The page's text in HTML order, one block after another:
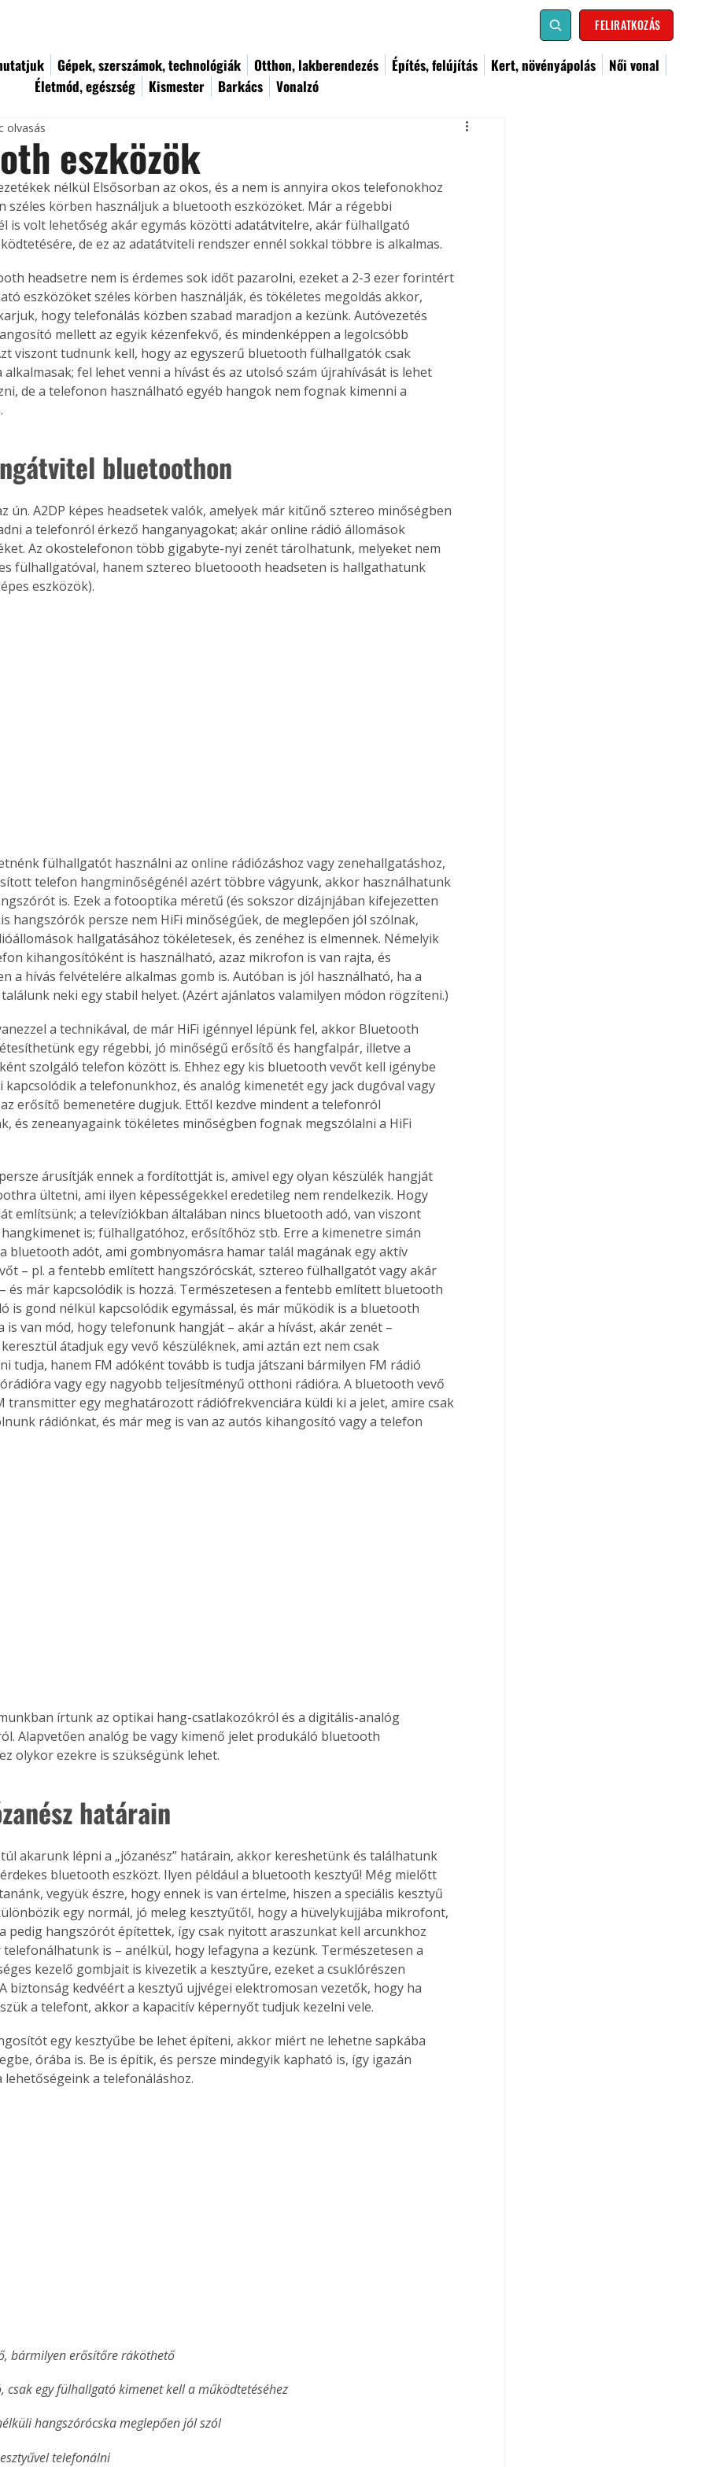
FELIRATKOZÁS
Gépek, szerszámok, technológiák Otthon, lakberendezés Építés, felújítás Kert, növényápolás
Női vonal
Életmód, egészség
Kismester Barkács Vonalzó
Bárhol,
élve
az
eszközök
olvasás
nélkül Elsősorban az okos, és a nem is annyira okos telefonokhoz
széles körben használjuk a bluetooth eszközöket. Már a régebbi
is volt lehetőség akár egymás közötti adatátvitelre, akár fülhallgató
de ez az adatátviteli rendszer ennél sokkal többre is alkalmas.
headsetre nem is érdemes sok időt pazarolni, ezeket a 2-3 ezer forintért
eszközöket széles körben használják, és tökéletes megoldás akkor,
hogy telefonálás közben szabad maradjon a kezünk. Autóvezetés
mellett az egyik kézenfekvő, és mindenképpen a legolcsóbb
viszont tudnunk kell, hogy az egyszerű bluetooth fülhallgatók csak
fel lehet venni a hívást és az utolsó szám újrahívását is lehet
de a telefonon használható egyéb hangok nem fognak kimenni a
bluetoothon
ún. A2DP képes headsetek valók, amelyek már kitűnő sztereo minőségben
a telefonról érkező hanganyagokat; akár online rádió állomások
Az okostelefonon több gigabyte-nyi zenét tárolhatunk, melyeket nem
fülhallgatóval, hanem sztereo bluetoooth headseten is hallgathatunk
eszközök).
fülhallgatót használni az online rádiózáshoz vagy zenehallgatáshoz,
telefon hangminőségénél azért többre vágyunk, akkor használhatunk
is. Ezek a fotooptika méretű (és sokszor dizájnjában kifejezetten
hangszórók persze nem HiFi minőségűek, de meglepően jól szólnak,
hallgatásához tökéletesek, és zenéhez is elmennek. Némelyik
kihangosítóként is használható, azaz mikrofon is van rajta, és
a hívás felvételére alkalmas gomb is. Autóban is jól használható, ha a
neki egy stabil helyet. (Azért ajánlatos valamilyen módon rögzíteni.)
a technikával, de már HiFi igénnyel lépünk fel, akkor Bluetooth
egy régebbi, jó minőségű erősítő és hangfalpár, illetve a
szolgáló telefon között is. Ehhez egy kis bluetooth vevőt kell igénybe
kapcsolódik a telefonunkhoz, és analóg kimenetét egy jack dugóval vagy
az erősítő bemenetére dugjuk. Ettől kezdve mindent a telefonról
és zeneanyagaink tökéletes minőségben fognak megszólalni a HiFi
árusítják ennek a fordítottját is, amivel egy olyan készülék hangját
ültetni, ami ilyen képességekkel eredetileg nem rendelkezik. Hogy
említsünk; a televíziókban általában nincs bluetooth adó, van viszont
is; fülhallgatóhoz, erősítőhöz stb. Erre a kimenetre simán
bluetooth adót, ami gombnyomásra hamar talál magának egy aktív
– pl. a fentebb említett hangszórócskát, sztereo fülhallgatót vagy akár
és már kapcsolódik is hozzá. Természetesen a fentebb említett bluetooth
is gond nélkül kapcsolódik egymással, és már működik is a bluetooth
is van mód, hogy telefonunk hangját – akár a hívást, akár zenét –
átadjuk egy vevő készüléknek, ami aztán ezt nem csak
tudja, hanem FM adóként tovább is tudja játszani bármilyen FM rádió
vagy egy nagyobb teljesítményű otthoni rádióra. A bluetooth vevő
transmitter egy meghatározott rádiófrekvenciára küldi ki a jelet, amire csak
rádiónkat, és már meg is van az autós kihangosító vagy a telefon
írtunk az optikai hang-csatlakozókról és a digitális-analóg
Alapvetően analóg be vagy kimenő jelet produkáló bluetooth
olykor ezekre is szükségünk lehet.
határain
akarunk lépni a „józanész” határain, akkor kereshetünk és találhatunk
bluetooth eszközt. Ilyen például a bluetooth kesztyű! Még mielőtt
vegyük észre, hogy ennek is van értelme, hiszen a speciális kesztyű
egy normál, jó meleg kesztyűtől, hogy a hüvelykujjába mikrofont,
pedig hangszórót építettek, így csak nyitott araszunkat kell arcunkhoz
is – anélkül, hogy lefagyna a kezünk. Természetesen a
kezelő gombjait is kivezetik a kesztyűre, ezeket a csuklórészen
biztonság kedvéért a kesztyű ujjvégei elektromosan vezetők, hogy ha
a telefont, akkor a kapacitív képernyőt tudjuk kezelni vele.
egy kesztyűbe be lehet építeni, akkor miért ne lehetne sapkába
órába is. Be is építik, és persze mindegyik kapható is, így igazán
a telefonáláshoz.
bármilyen erősítőre ráköthető
csak egy fülhallgató kimenet kell a működtetéséhez
hangszórócska meglepően jól szól
telefonálni